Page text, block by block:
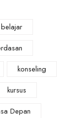
konseling
kursus
Depan